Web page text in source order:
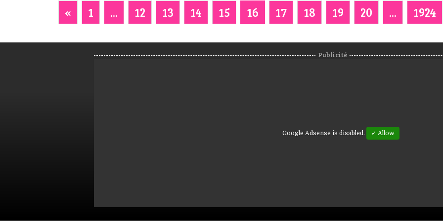
« 1 ... 12 13 14 15 16 17 18 19 20 ... 1924
Publicité
Google Adsense is disabled. ✓ Allow